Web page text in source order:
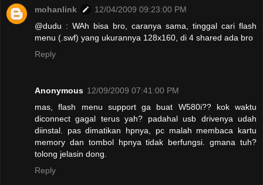
mohanlink
12/04/2009 09:23:00 PM
@dudu : WAh bisa bro, caranya sama, tinggal cari flash
menu (.swf) yang ukurannya 128x160, di 4 shared ada bro
Reply
Anonymous 12/09/2009 07:41:00 PM
mas, flash menu support ga buat W580i?? kok waktu
diconnect gagal terus yah? padahal usb drivenya udah
diinstal. pas dimatikan hpnya, pc malah membaca kartu
memory dan tombol hpnya tidak berfungsi. gmana tuh?
tolong jelasin dong.
Reply